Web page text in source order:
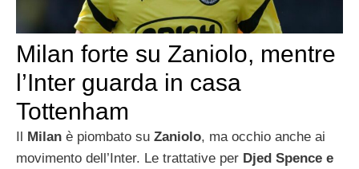
Milan forte su Zaniolo, mentre
l’Inter guarda in casa
Tottenham
Milan è piombato su Zaniolo, ma occhio anche ai
movimento dell’Inter. Le trattative per Djed Spence e